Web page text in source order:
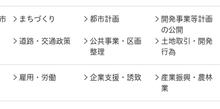
まちづくり 都市計画
開発事業等計画
の公開
道路・交通政策
公共事業・区画
整理
土地取引・開発
行為
雇用・労働 企業支援・誘致
産業振興・農林
業